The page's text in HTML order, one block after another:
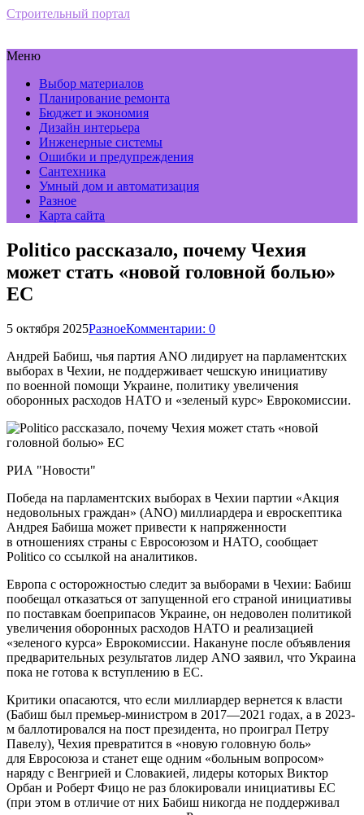
Строительный портал
Меню
Выбор материалов
Планирование ремонта
Бюджет и экономия
Дизайн интерьера
Инженерные системы
Ошибки и предупреждения
Сантехника
Умный дом и автоматизация
Разное
Карта сайта
Politico рассказало, почему Чехия
может стать «новой головной болью»
ЕС
5 октября 2025РазноеКомментарии: 0
Андрей Бабиш, чья партия ANO лидирует на парламентских
выборах в Чехии, не поддерживает чешскую инициативу
по военной помощи Украине, политику увеличения
оборонных расходов НАТО и «зеленый курс» Еврокомиссии.
РИА "Новости"
Победа на парламентских выборах в Чехии партии «Акция
недовольных граждан» (ANO) миллиардера и евроскептика
Андрея Бабиша может привести к напряженности
в отношениях страны с Евросоюзом и НАТО, сообщает
Politico со ссылкой на аналитиков.
Европа с осторожностью следит за выборами в Чехии: Бабиш
пообещал отказаться от запущенной его страной инициативы
по поставкам боеприпасов Украине, он недоволен политикой
увеличения оборонных расходов НАТО и реализацией
«зеленого курса» Еврокомиссии. Накануне после объявления
предварительных результатов лидер ANO заявил, что Украина
пока не готова к вступлению в ЕС.
Критики опасаются, что если миллиардер вернется к власти
(Бабиш был премьер-министром в 2017—2021 годах, а в 2023-
м баллотировался на пост президента, но проиграл Петру
Павелу), Чехия превратится в «новую головную боль»
для Евросоюза и станет еще одним «больным вопросом»
наряду с Венгрией и Словакией, лидеры которых Виктор
Орбан и Роберт Фицо не раз блокировали инициативы ЕС
(при этом в отличие от них Бабиш никогда не поддерживал